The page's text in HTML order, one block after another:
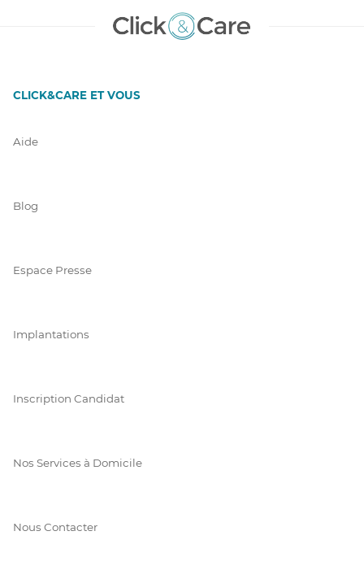
CLICK&CARE ET VOUS
Aide
Blog
Espace Presse
Implantations
Inscription Candidat
Nos Services à Domicile
Nous Contacter